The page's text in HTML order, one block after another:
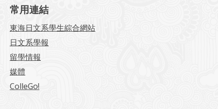
常用連結
東海日文系學生綜合網站
日文系學報
留學情報
媒體
ColleGo!